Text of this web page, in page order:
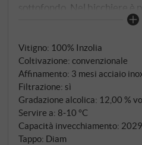
sottofondo. Nel bicchiere è
morbido e la sua fresca
Vitigno: 100% Inzolia
Coltivazione: convenzionale
Affinamento: 3 mesi acciaio
Filtrazione: sì
Gradazione alcolica: 12,00 %
Servire a: 8‑10 °C
Capacità invecchiamento: 2029
Tappo: Diam